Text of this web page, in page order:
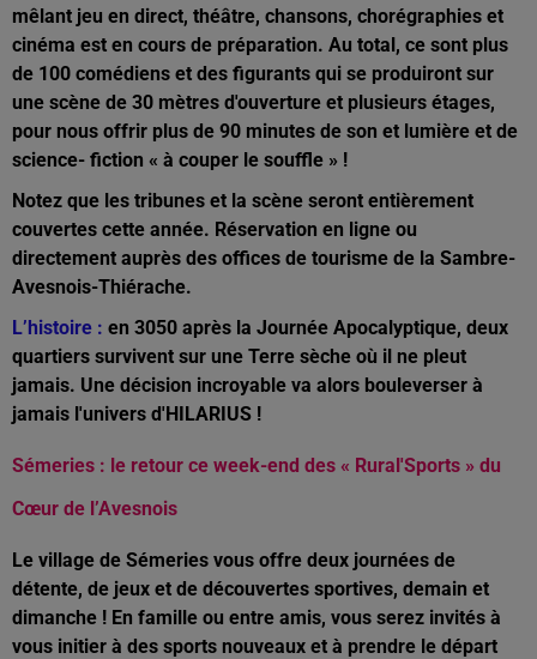
mêlant jeu en direct, théâtre, chansons, chorégraphies et
cinéma est en cours de préparation. Au total, ce sont plus
de 100 comédiens et des figurants qui se produiront sur
une scène de 30 mètres d'ouverture et plusieurs étages,
pour nous offrir plus de 90 minutes de son et lumière et de
science- fiction « à couper le souffle » !
Notez que les tribunes et la scène seront entièrement
couvertes cette année. Réservation en ligne ou
directement auprès des offices de tourisme de la Sambre-
Avesnois-Thiérache.
L’histoire : en 3050 après la Journée Apocalyptique, deux
quartiers survivent sur une Terre sèche où il ne pleut
jamais. Une décision incroyable va alors bouleverser à
jamais l'univers d'HILARIUS !
Sémeries : le retour ce week-end des « Rural'Sports » du
Cœur de l’Avesnois
Le village de Sémeries vous offre deux journées de
détente, de jeux et de découvertes sportives, demain et
dimanche ! En famille ou entre amis, vous serez invités à
vous initier à des sports nouveaux et à prendre le départ